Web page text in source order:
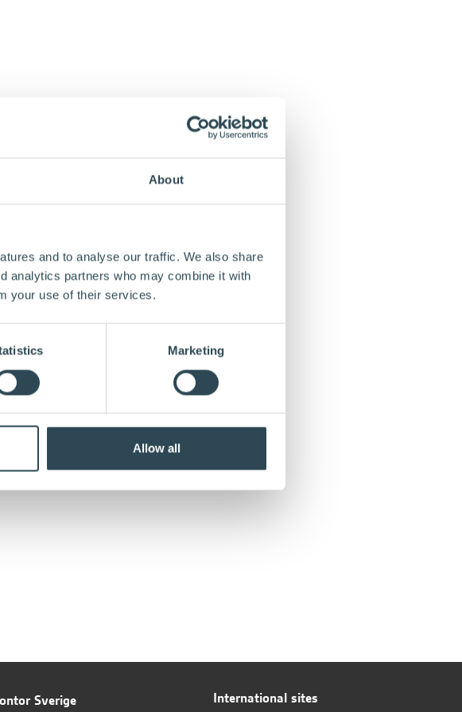
About
and to analyse our traffic. We also share
analytics partners who may combine it with
your use of their services.
Marketing
Allow all
Sverige
International sites